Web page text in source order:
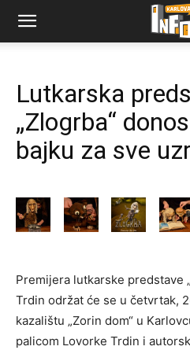
Lutkarska
„Zlogrba“
bajku za sve
Premijera lutkarske predstave
Trdin održat će se u četvrtak,
kazalištu „Zorin dom“ u
palicom Lovorke Trdin i